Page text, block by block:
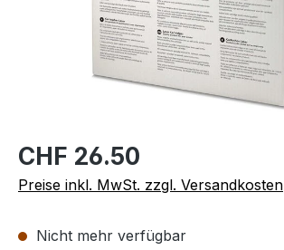
CHF 26.50
Preise inkl. MwSt. zzgl. Versandkosten
Nicht mehr verfügbar